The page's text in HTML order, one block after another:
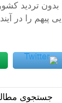
تردید
پیهم را در
جستجوی